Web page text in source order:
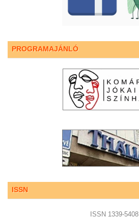
PROGRAMAJÁNLÓ
ISSN
ISSN 1339-5408